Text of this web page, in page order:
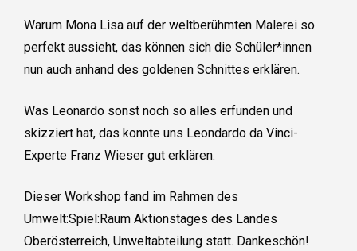
Warum Mona Lisa auf der weltberühmten Malerei so
perfekt aussieht, das können sich die Schüler*innen
nun auch anhand des goldenen Schnittes erklären.
Was Leonardo sonst noch so alles erfunden und
skizziert hat, das konnte uns Leondardo da Vinci-
Experte Franz Wieser gut erklären.
Dieser Workshop fand im Rahmen des
Umwelt:Spiel:Raum Aktionstages des Landes
Oberösterreich, Unweltabteilung statt. Dankeschön!